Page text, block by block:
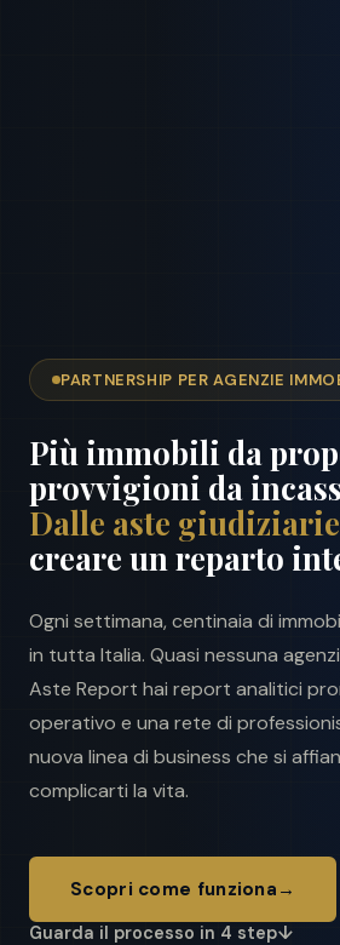
PARTNERSHIP PER AGENZIE
Più immobili da
provvigioni da
Dalle aste giudiziarie
creare un reparto
Ogni settimana, centinaia di
in tutta Italia. Quasi nessuna
Aste Report hai report analitici
operativo e una rete di
nuova linea di business che si
complicarti la vita.
Scopri come funziona →
Guarda il processo in 4 step↓